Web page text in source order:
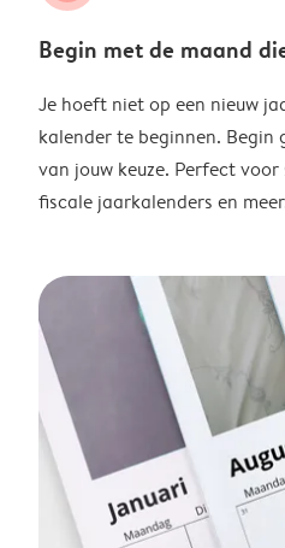
Begin met de maand
Je hoeft niet op een nieuw
kalender te beginnen. Begin
van jouw keuze. Perfect
fiscale jaarkalenders en